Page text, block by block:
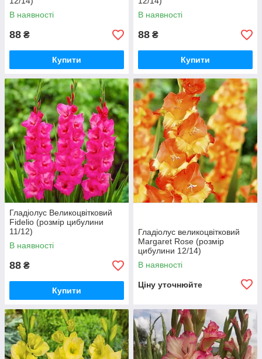
В наявності
88 ₴
Купити
В наявності
88 ₴
Купити
Гладіолус Великоцвітковий
Fidelio (розмір цибулини
11/12)
В наявності
88 ₴
Купити
Гладіолус великоцвітковий
Margaret Rose (розмір
цибулини 12/14)
В наявності
Ціну уточнюйте